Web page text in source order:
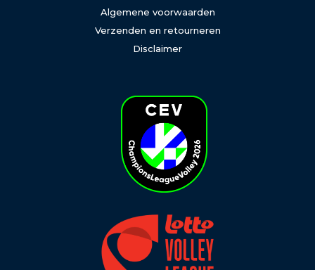
Algemene voorwaarden
Verzenden en retourneren
Disclaimer